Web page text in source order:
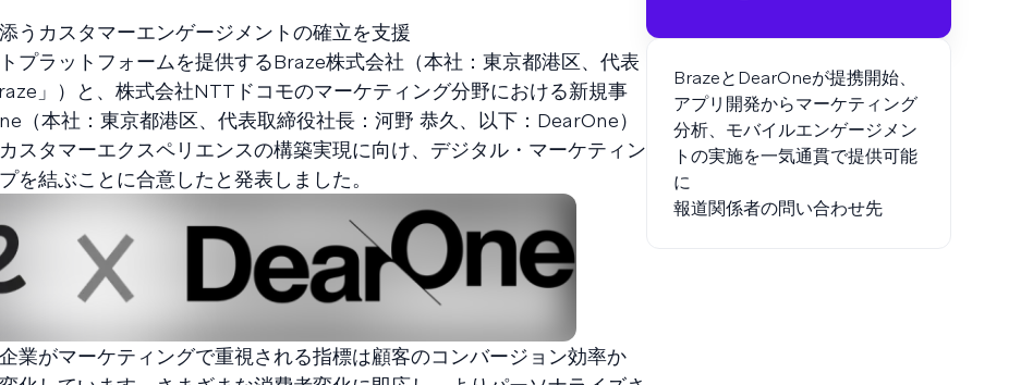
うカスタマーエンゲージメントの確立を支援
プラットフォームを提供するBraze株式会社（本社：東京都港区、代表
」）と、株式会社NTTドコモのマーケティング分野における新規事
（本社：東京都港区、代表取締役社長：河野 恭久、以下：DearOne）
スタマーエクスペリエンスの構築実現に向け、デジタル・マーケティン
を結ぶことに合意したと発表しました。
業がマーケティングで重視される指標は顧客のコンバージョン効率か
BrazeとDearOneが提携開始、
アプリ開発からマーケティング
分析、モバイルエンゲージメン
トの実施を一気通貫で提供可能
に
報道関係者の問い合わせ先